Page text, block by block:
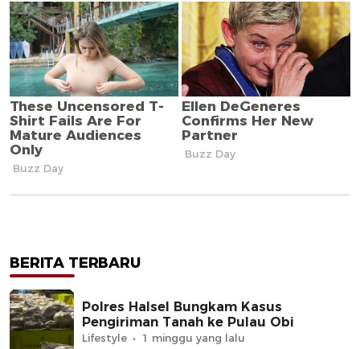
BERITA TERBARU
Polres Halsel Bungkam Kasus
Pengiriman Tanah ke Pulau Obi
Lifestyle 1 minggu yang lalu